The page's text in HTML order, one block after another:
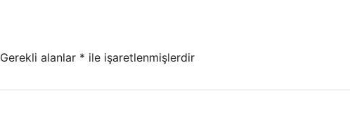
Gerekli alanlar * ile işaretlenmişlerdir